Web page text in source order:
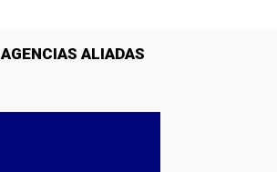
AGENCIAS ALIADAS